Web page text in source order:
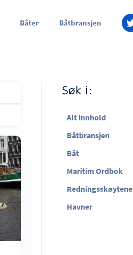
Båter Båtbransjen
Søk i:
Alt innhold
Båtbransjen
Båt
Maritim Ordbok
Redningsskøytene
Havner